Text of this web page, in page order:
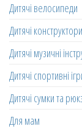
Дитячі велосипеди
Дитячі конструктори
Дитячі музичні
Дитячі спортивні
Дитячі сумки та
Для мам